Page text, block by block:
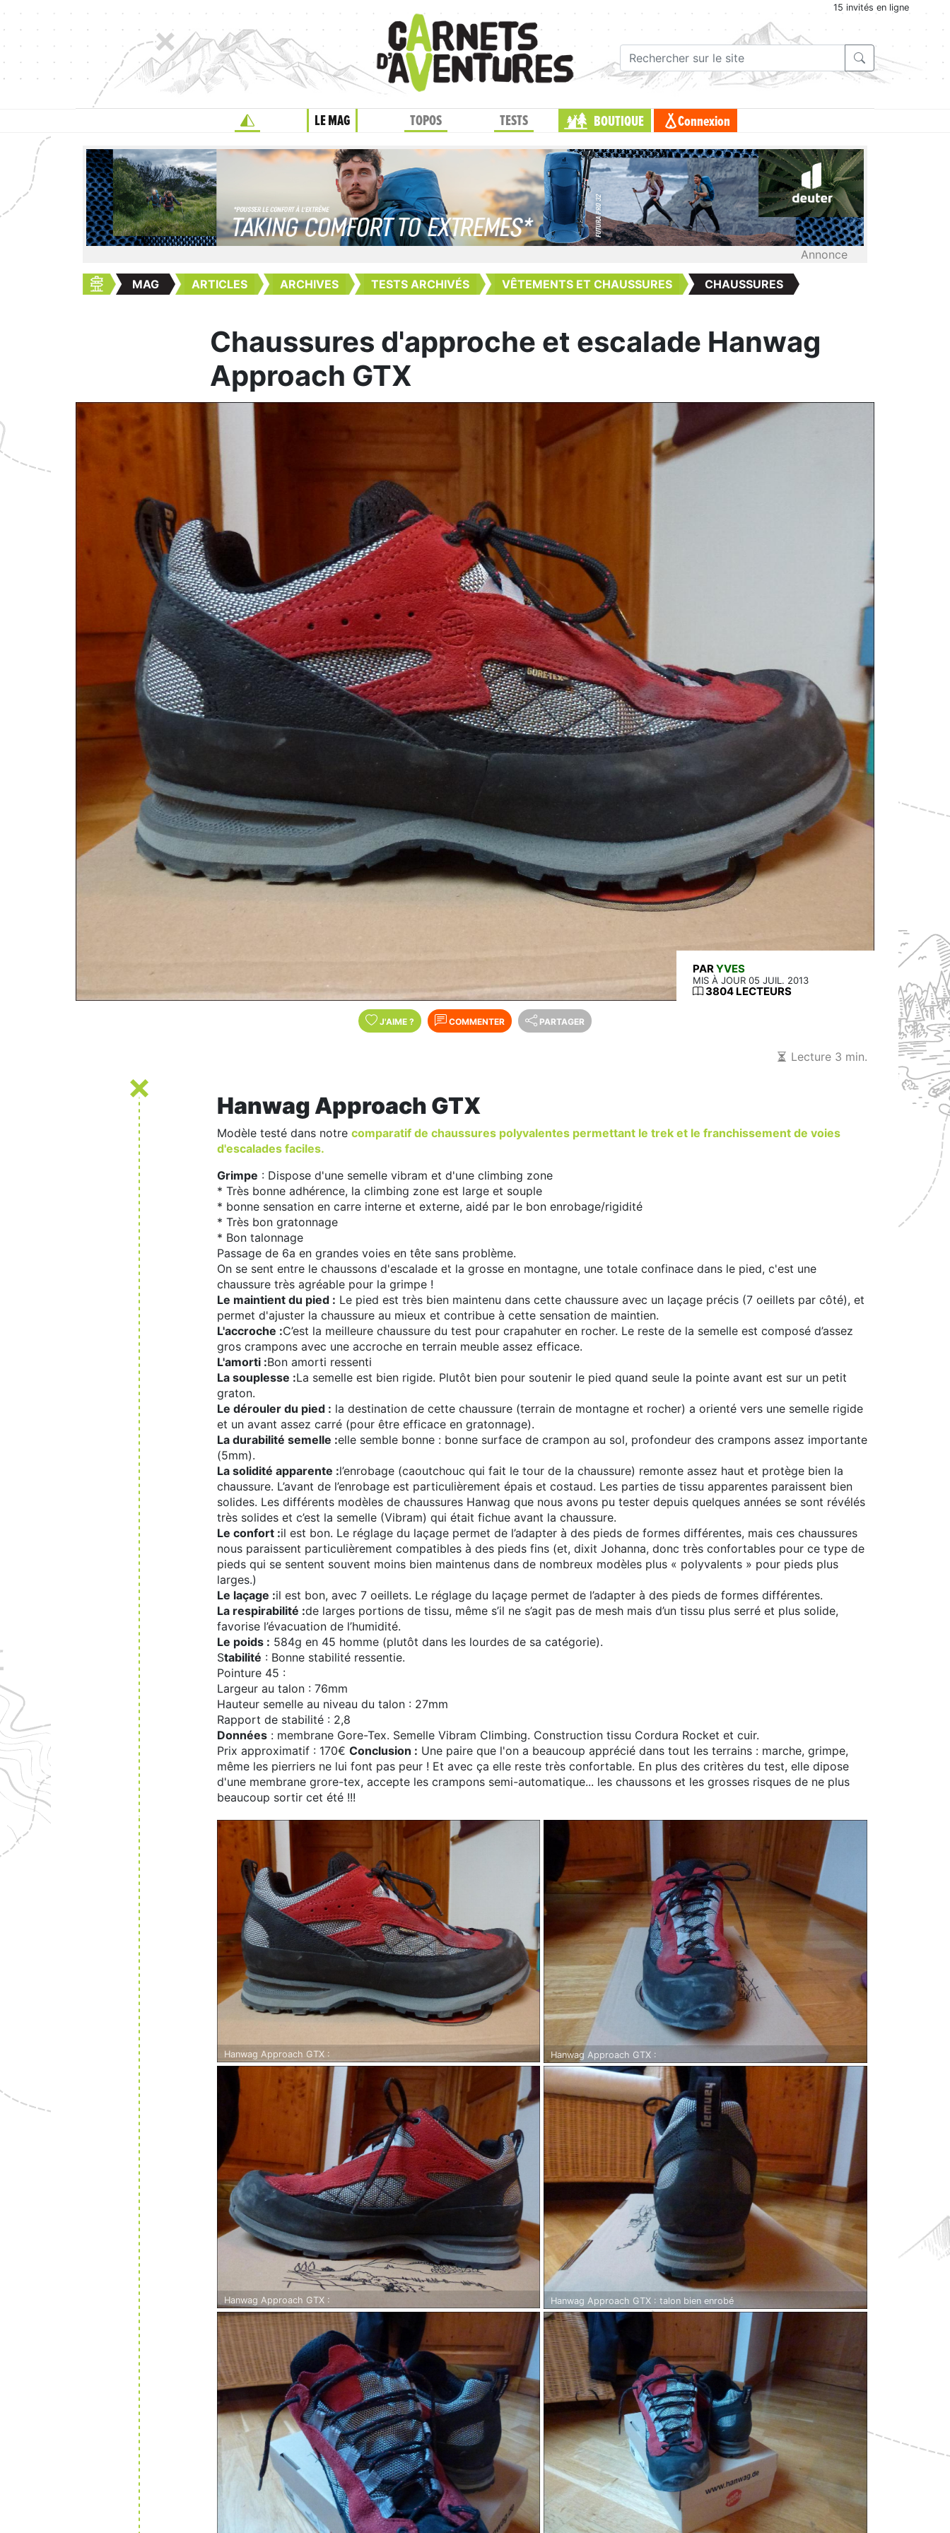
15 invités en ligne
LE MAG TOPOS TESTS BOUTIQUE Connexion
Annonce
MAG ARTICLES ARCHIVES TESTS ARCHIVÉS VÊTEMENTS ET CHAUSSURES CHAUSSURES
Chaussures d'approche et escalade Hanwag
Approach GTX
PARYVES
MIS À JOUR 05 JUIL. 2013
3804 LECTEURS
J'AIME ? COMMENTER PARTAGER
Lecture 3 min.
Hanwag Approach GTX
Modèle testé dans notre comparatif de chaussures polyvalentes permettant le trek et le franchissement de voies
d'escalades faciles.
Grimpe : Dispose d'une semelle vibram et d'une climbing zone
* Très bonne adhérence, la climbing zone est large et souple
* bonne sensation en carre interne et externe, aidé par le bon enrobage/rigidité
* Très bon gratonnage
* Bon talonnage
Passage de 6a en grandes voies en tête sans problème.
On se sent entre le chaussons d'escalade et la grosse en montagne, une totale confinace dans le pied, c'est une
chaussure très agréable pour la grimpe !
Le maintient du pied : Le pied est très bien maintenu dans cette chaussure avec un laçage précis (7 oeillets par côté), et
permet d'ajuster la chaussure au mieux et contribue à cette sensation de maintien.
L'accroche :C’est la meilleure chaussure du test pour crapahuter en rocher. Le reste de la semelle est composé d’assez
gros crampons avec une accroche en terrain meuble assez efficace.
L'amorti :Bon amorti ressenti
La souplesse :La semelle est bien rigide. Plutôt bien pour soutenir le pied quand seule la pointe avant est sur un petit
graton.
Le dérouler du pied : la destination de cette chaussure (terrain de montagne et rocher) a orienté vers une semelle rigide
et un avant assez carré (pour être efficace en gratonnage).
La durabilité semelle :elle semble bonne : bonne surface de crampon au sol, profondeur des crampons assez importante
(5mm).
La solidité apparente :l’enrobage (caoutchouc qui fait le tour de la chaussure) remonte assez haut et protège bien la
chaussure. L’avant de l’enrobage est particulièrement épais et costaud. Les parties de tissu apparentes paraissent bien
solides. Les différents modèles de chaussures Hanwag que nous avons pu tester depuis quelques années se sont révélés
très solides et c’est la semelle (Vibram) qui était fichue avant la chaussure.
Le confort :il est bon. Le réglage du laçage permet de l’adapter à des pieds de formes différentes, mais ces chaussures
nous paraissent particulièrement compatibles à des pieds fins (et, dixit Johanna, donc très confortables pour ce type de
pieds qui se sentent souvent moins bien maintenus dans de nombreux modèles plus « polyvalents » pour pieds plus
larges.)
Le laçage :il est bon, avec 7 oeillets. Le réglage du laçage permet de l’adapter à des pieds de formes différentes.
La respirabilité :de larges portions de tissu, même s’il ne s’agit pas de mesh mais d’un tissu plus serré et plus solide,
favorise l’évacuation de l’humidité.
Le poids : 584g en 45 homme (plutôt dans les lourdes de sa catégorie).
Stabilité : Bonne stabilité ressentie.
Pointure 45 :
Largeur au talon : 76mm
Hauteur semelle au niveau du talon : 27mm
Rapport de stabilité : 2,8
Données : membrane Gore-Tex. Semelle Vibram Climbing. Construction tissu Cordura Rocket et cuir.
Prix approximatif : 170€ Conclusion : Une paire que l'on a beaucoup apprécié dans tout les terrains : marche, grimpe,
même les pierriers ne lui font pas peur ! Et avec ça elle reste très confortable. En plus des critères du test, elle dipose
d'une membrane grore-tex, accepte les crampons semi-automatique... les chaussons et les grosses risques de ne plus
beaucoup sortir cet été !!!
Hanwag Approach GTX : Hanwag Approach GTX :
Hanwag Approach GTX : Hanwag Approach GTX : talon bien enrobé